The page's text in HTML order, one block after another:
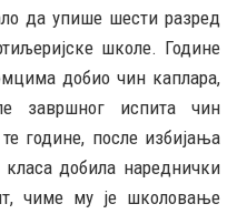
да упише шести разред
школе. Године
добио чин каплара,
завршног испита чин
године, после избијања
класа добила нареднички
чиме му је школовање